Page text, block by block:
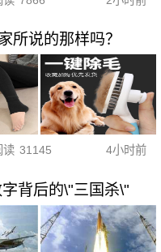
所说的那样吗？
读 31145 4小时前
背后的\"三国杀\"